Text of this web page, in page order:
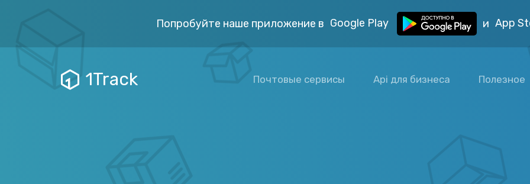
Попробуйте наше приложение в Google Play и App
1Track Почтовые сервисы Api для бизнеса Полезное